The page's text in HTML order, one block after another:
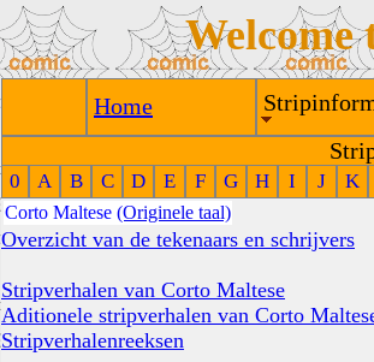
Welcome
Home
0 A B C D E F G H I J K
Corto Maltese (Originele taal)
Overzicht van de tekenaars en schrijvers
Stripverhalen van Corto Maltese
Aditionele stripverhalen van Corto
Stripverhalenreeksen